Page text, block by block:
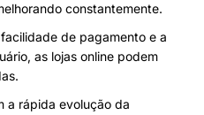
constantemente.
de pagamento e a
as lojas online podem
a rápida evolução da